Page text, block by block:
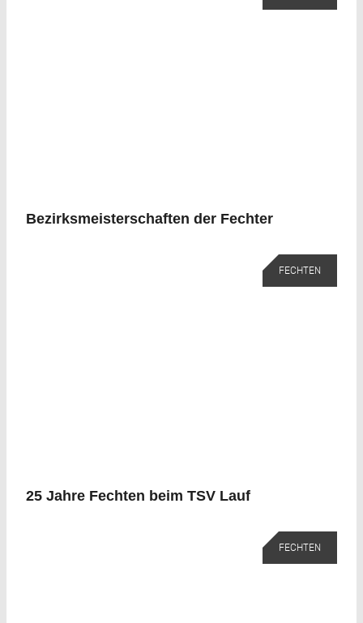
Bezirksmeisterschaften der Fechter
FECHTEN
25 Jahre Fechten beim TSV Lauf
FECHTEN